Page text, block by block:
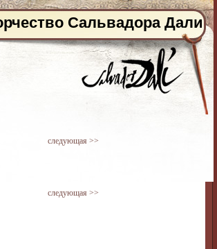
Сальвадора Дали
следующая >>
следующая >>